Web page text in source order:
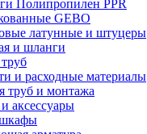
Полипропилен PPR
GEBO
латунные и штуцеры
и шланги
и расходные материалы
труб и монтажа
аксессуары